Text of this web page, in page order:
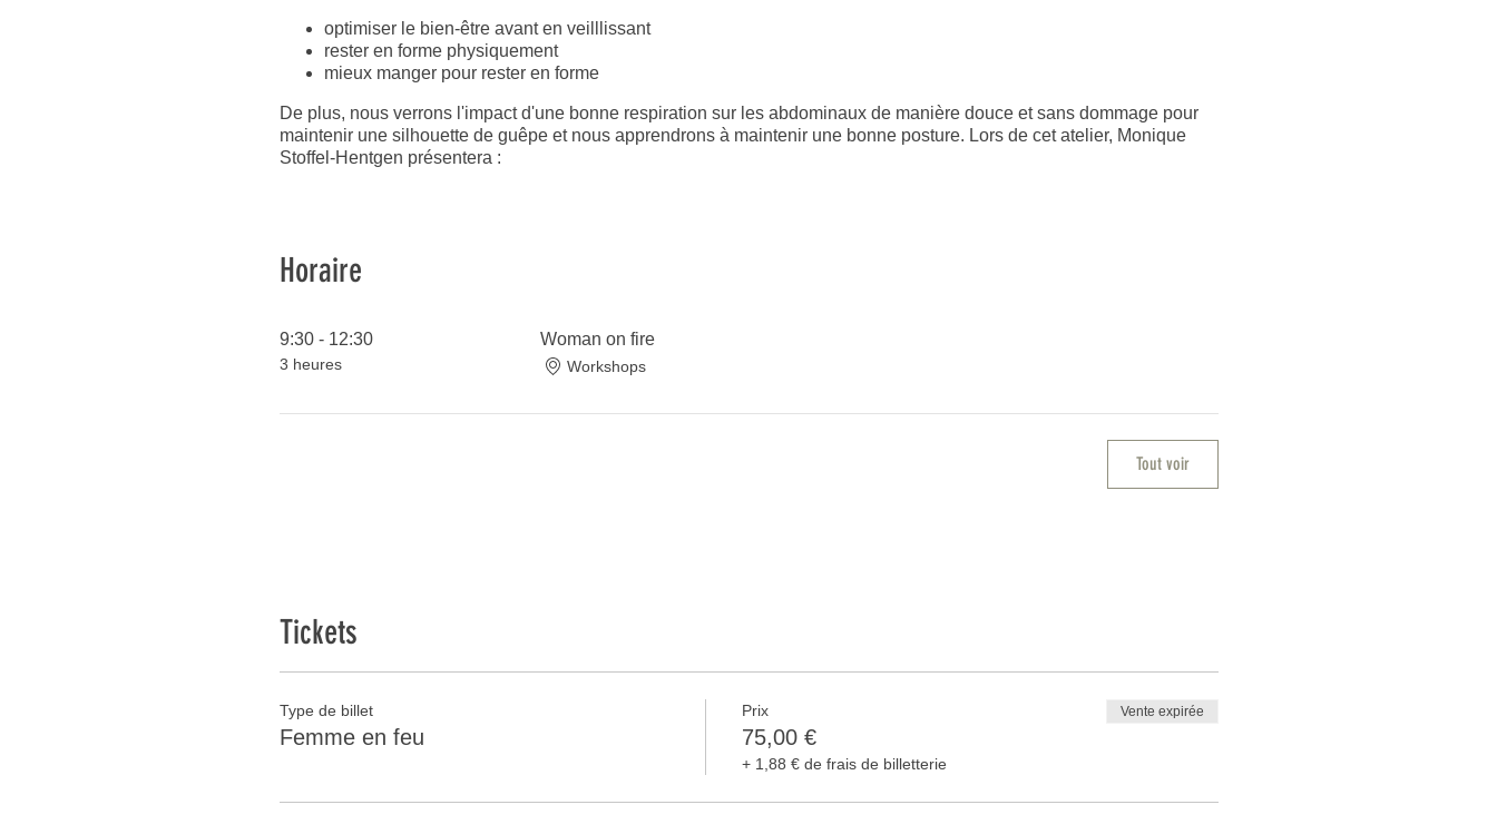
optimiser le bien-être avant en veilllissant
rester en forme physiquement
mieux manger pour rester en forme
De plus, nous verrons l'impact d'une bonne respiration sur les abdominaux de manière douceet sans dommage pour
maintenir une silhouette de guêpeet nous apprendrons à maintenir une bonne posture. Lors de cet atelier, Monique
Stoffel-Hentgen présentera :
Comment infliencer ces changements
L'alimentation à adopter
de posture et travailler nos abdominaux d'une manière douce.
Mininum 8 participants
Horaire
9:30 - 12:30
3 heures
Woman on fire
Workshops
Tout voir
Tickets
Type de billet
Femme en feu
Prix
75,00 €
+ 1,88 € de frais de billetterie
Vente expirée